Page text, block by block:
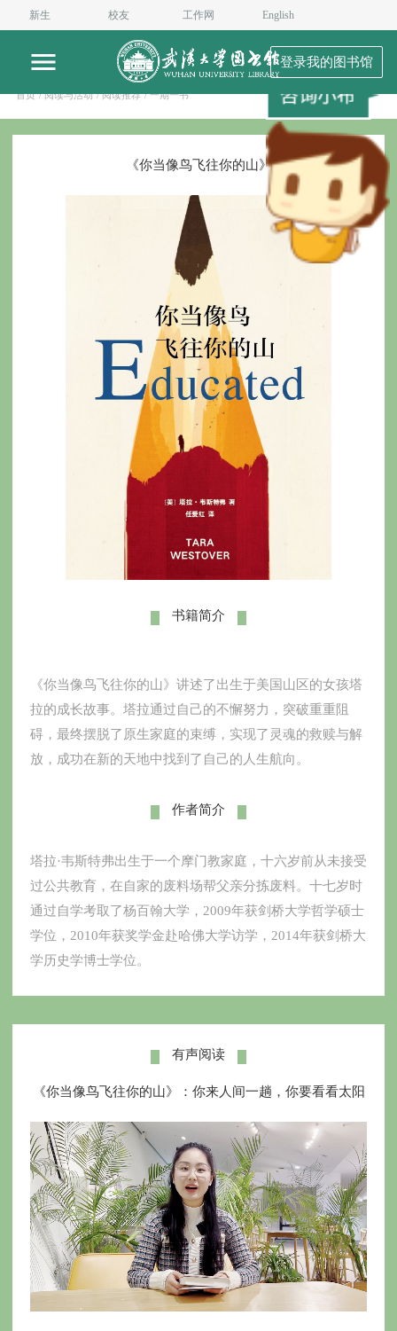
新生 校友 工作网 English
登录我的图书馆
首页 / 阅读与活动 / 阅读推荐 / 一期一书
《你当像鸟飞往你的山》
书籍简介
《你当像鸟飞往你的山》讲述了出生于美国山区的女孩塔
拉的成长故事。塔拉通过自己的不懈努力，突破重重阻
碍，最终摆脱了原生家庭的束缚，实现了灵魂的救赎与解
放，成功在新的天地中找到了自己的人生航向。
作者简介
塔拉·韦斯特弗出生于一个摩门教家庭，十六岁前从未接受
过公共教育，在自家的废料场帮父亲分拣废料。十七岁时
通过自学考取了杨百翰大学，2009年获剑桥大学哲学硕士
学位，2010年获奖学金赴哈佛大学访学，2014年获剑桥大
学历史学博士学位。
有声阅读
《你当像鸟飞往你的山》：你来人间一趟，你要看看太阳